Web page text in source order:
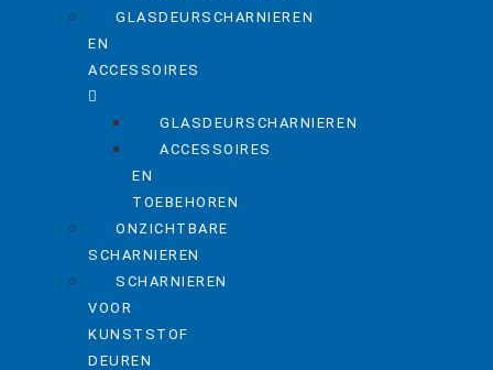
GLASDEURSCHARNIEREN
EN
ACCESSOIRES
GLASDEURSCHARNIEREN
ACCESSOIRES
EN
TOEBEHOREN
ONZICHTBARE
SCHARNIEREN
SCHARNIEREN
VOOR
KUNSTSTOF
DEUREN